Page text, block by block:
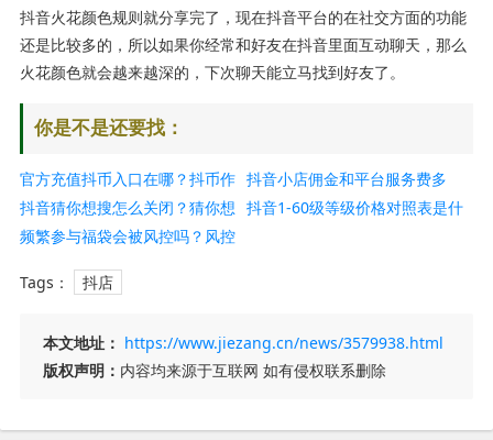
抖音火花颜色规则就分享完了，现在抖音平台的在社交方面的功能
还是比较多的，所以如果你经常和好友在抖音里面互动聊天，那么
火花颜色就会越来越深的，下次聊天能立马找到好友了。
你是不是还要找：
官方充值抖币入口在哪？抖币作
用是什么？
抖音小店佣金和平台服务费多
少？抽成比例多少？
抖音猜你想搜怎么关闭？猜你想
搜怎么重置？
抖音1-60级等级价格对照表是什
频繁参与福袋会被风控吗？风控
几天恢复正常？
Tags：
抖店
本文地址： https://www.jiezang.cn/news/3579938.html
版权声明： 内容均来源于互联网 如有侵权联系删除